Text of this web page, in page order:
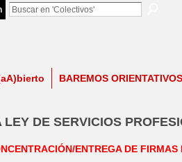
BAREMOS ORIENTATIVOS
DE SERVICIOS
ENTREGA DE